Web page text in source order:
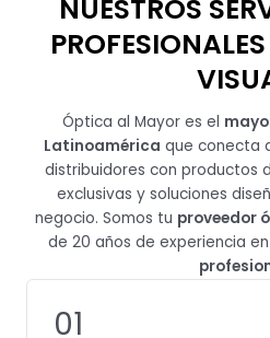
NUESTROS
Óptica al Mayor es el
Latinoamérica que conecta
distribuidores con productos
exclusivas y soluciones
negocio. Somos tu proveedor
de 20 años de experiencia
01
EXPLORA TODO
CATÁLOGO